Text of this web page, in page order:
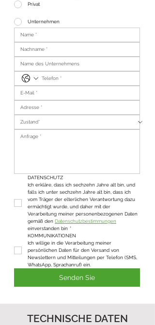
Privat
Unternehmen
DATENSCHUTZ
Ich erkläre, dass ich sechzehn Jahre alt bin, und
falls ich unter sechzehn Jahre alt bin, dass ich
vom Träger der elterlichen Verantwortung dazu
ermächtigt wurde, und daher mit der
Verarbeitung meiner personenbezogenen Daten
gemäß den Datenschutzbestimmungen
einverstanden bin *
KOMMUNIKATIONEN
Ich willige in die Verarbeitung meiner
persönlichen Daten für den Versand von
Newslettern und Mitteilungen per Telefon (SMS,
WhatsApp, Sprachanruf) ein.
Senden Sie
TECHNISCHE DATEN